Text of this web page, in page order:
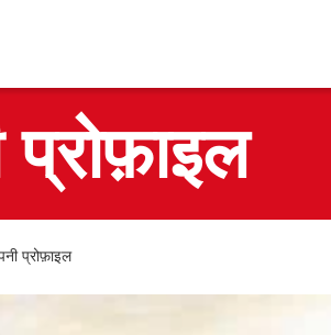
प्रोफ़ाइल